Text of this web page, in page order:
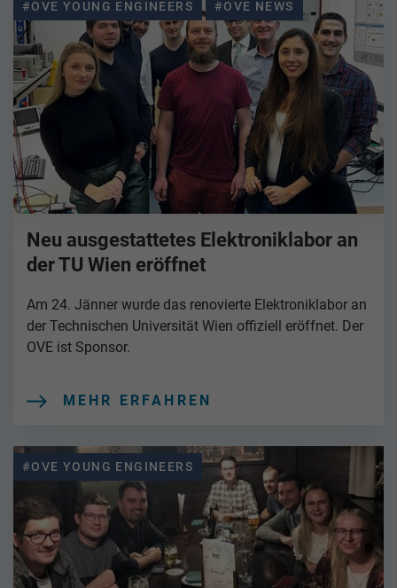
#OVE YOUNG ENGINEERS #OVE NEWS
Neu ausgestattetes Elektroniklabor an
der TU Wien eröffnet
Am 24. Jänner wurde das renovierte Elektroniklabor an
der Technischen Universität Wien offiziell eröffnet. Der
OVE ist Sponsor.
MEHR ERFAHREN
#OVE YOUNG ENGINEERS